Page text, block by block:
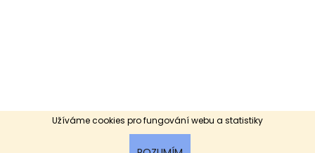
Užíváme cookies pro fungování webu a statistiky